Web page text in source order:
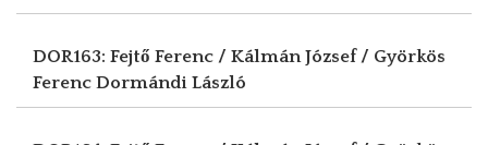
DOR163: Fejtő Ferenc / Kálmán József / Györkös
Ferenc Dormándi László